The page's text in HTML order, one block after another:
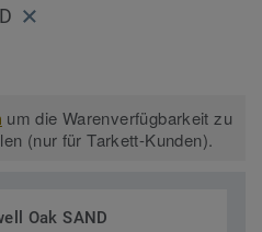
um die Warenverfügbarkeit zu
(nur für Tarkett-Kunden).
Oak SAND